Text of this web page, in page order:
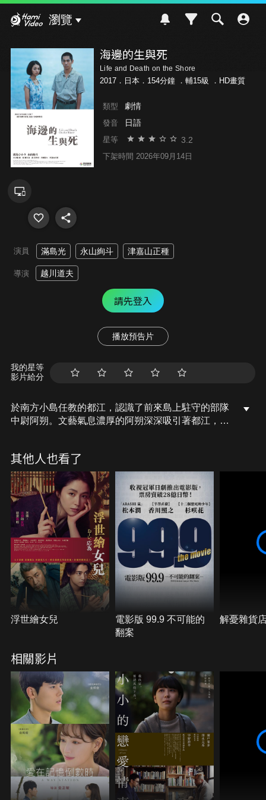
瀏覽
海邊的生與死
Life and Death on the Shore
2017．日本．154分鐘 ． 輔15級 ．HD畫質
類型 劇情
發音 日語
星等 3.2
下架時間 2026年09月14日
演員 滿島光 永山絢斗 津嘉山正種
導演 越川道夫
請先登入
播放預告片
我的星等
影片給分
於南方小島任教的都江，認識了前來島上駐守的部隊
中尉阿朔。文藝氣息濃厚的阿朔深深吸引著都江，雙
有可能為國家而死。愛一個人很難，放棄自己心愛的
人更難。儘管前方是條不歸路，都江也毅然誓死與阿
朔一同奔向另一個世界，用愛蘊釀彼岸花。
其他人也看了
浮世繪女兒
電影版 99.9 不可能的
翻案
解憂雜貨
相關影片